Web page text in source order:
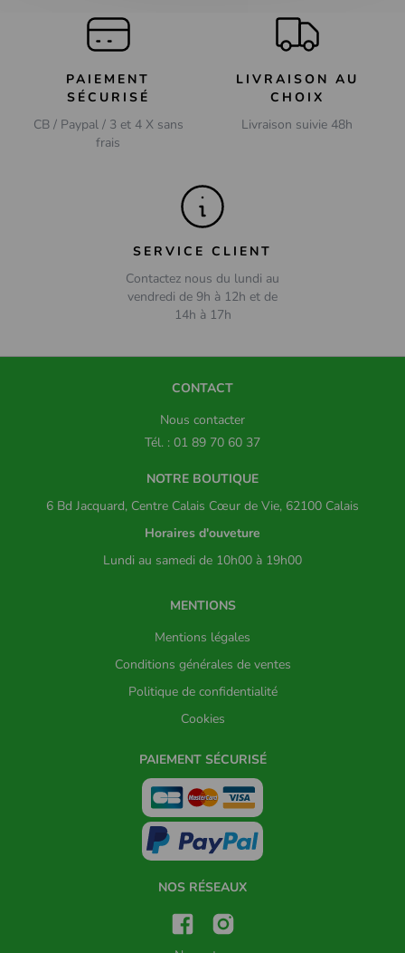
PAIEMENT
SÉCURISÉ
CB / Paypal / 3 et 4 X sans
frais
LIVRAISON AU
CHOIX
Livraison suivie 48h
SERVICE CLIENT
Contactez nous du lundi au
vendredi de 9h à 12h et de
14h à 17h
CONTACT
Nous contacter
Tél. : 01 89 70 60 37
NOTRE BOUTIQUE
6 Bd Jacquard, Centre Calais Cœur de Vie, 62100 Calais
Horaires d'ouveture
Lundi au samedi de 10h00 à 19h00
MENTIONS
Mentions légales
Conditions générales de ventes
Politique de confidentialité
Cookies
PAIEMENT SÉCURISÉ
NOS RÉSEAUX